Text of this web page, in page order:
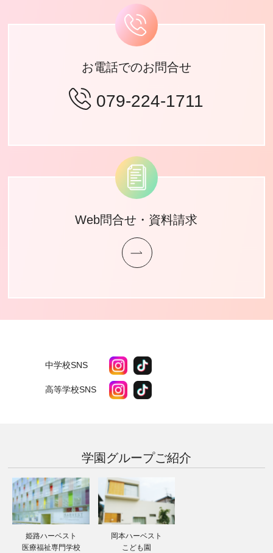
お電話でのお問合せ
079-224-1711
Web問合せ・資料請求
中学校SNS
高等学校SNS
学園グループご紹介
姫路ハーベスト
医療福祉専門学校
岡本ハーベスト
こども園